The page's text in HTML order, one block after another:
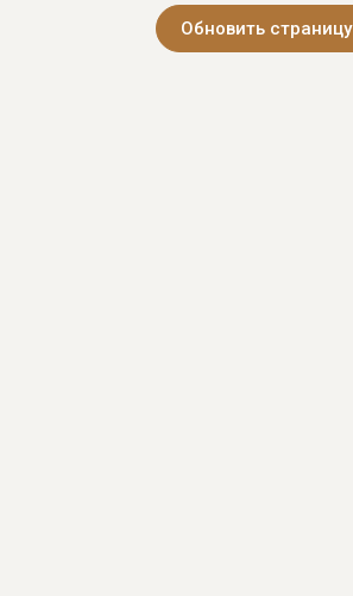
Обновить страницу